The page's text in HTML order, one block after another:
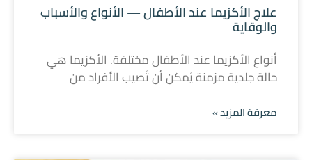
علاج الأكزيما عند الأطفال — الأنواع والأسباب
والوقاية
أنواع الأكزيما عند الأطفال مختلفة. الأكزيما هي
حالة جلدية مزمنة يُمكن أن تُصيب الأفراد من
معرفة المزيد »